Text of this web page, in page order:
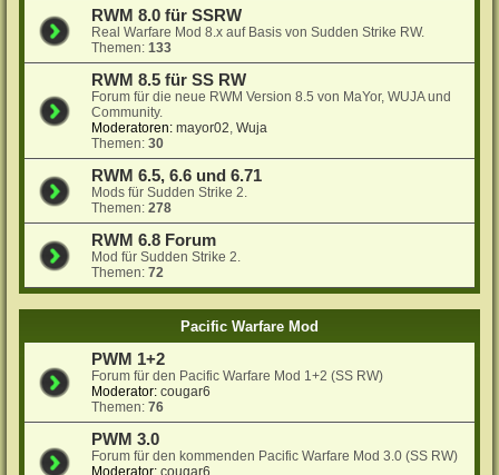
RWM 8.0 für SSRW
Real Warfare Mod 8.x auf Basis von Sudden Strike RW.
Themen:133
RWM 8.5 für SS RW
Forum für die neue RWM Version 8.5 von MaYor, WUJA und
Community.
Moderatoren: mayor02,Wuja
Themen:30
RWM 6.5, 6.6 und 6.71
Mods für Sudden Strike 2.
Themen:278
RWM 6.8 Forum
Mod für Sudden Strike 2.
Themen:72
Pacific Warfare Mod
PWM 1+2
Forum für den Pacific Warfare Mod 1+2 (SS RW)
Moderator: cougar6
Themen:76
PWM 3.0
Forum für den kommenden Pacific Warfare Mod 3.0 (SS RW)
Moderator: cougar6